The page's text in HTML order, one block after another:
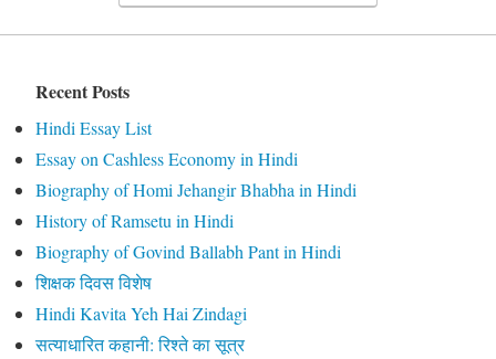
Recent Posts
Hindi Essay List
Essay on Cashless Economy in Hindi
Biography of Homi Jehangir Bhabha in Hindi
History of Ramsetu in Hindi
Biography of Govind Ballabh Pant in Hindi
शिक्षक दिवस विशेष
Hindi Kavita Yeh Hai Zindagi
सत्याधारित कहानी: रिश्ते का सूत्र